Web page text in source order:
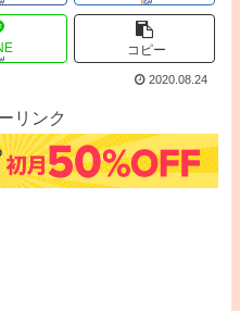
コピー
2020.08.24
リンク